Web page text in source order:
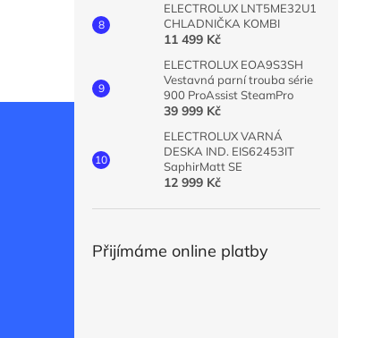
ELECTROLUX LNT5ME32U1
CHLADNIČKA KOMBI
11 499 Kč
ELECTROLUX EOA9S3SH
Vestavná parní trouba série
900 ProAssist SteamPro
39 999 Kč
ELECTROLUX VARNÁ
DESKA IND. EIS62453IT
SaphirMatt SE
12 999 Kč
Přijímáme online platby